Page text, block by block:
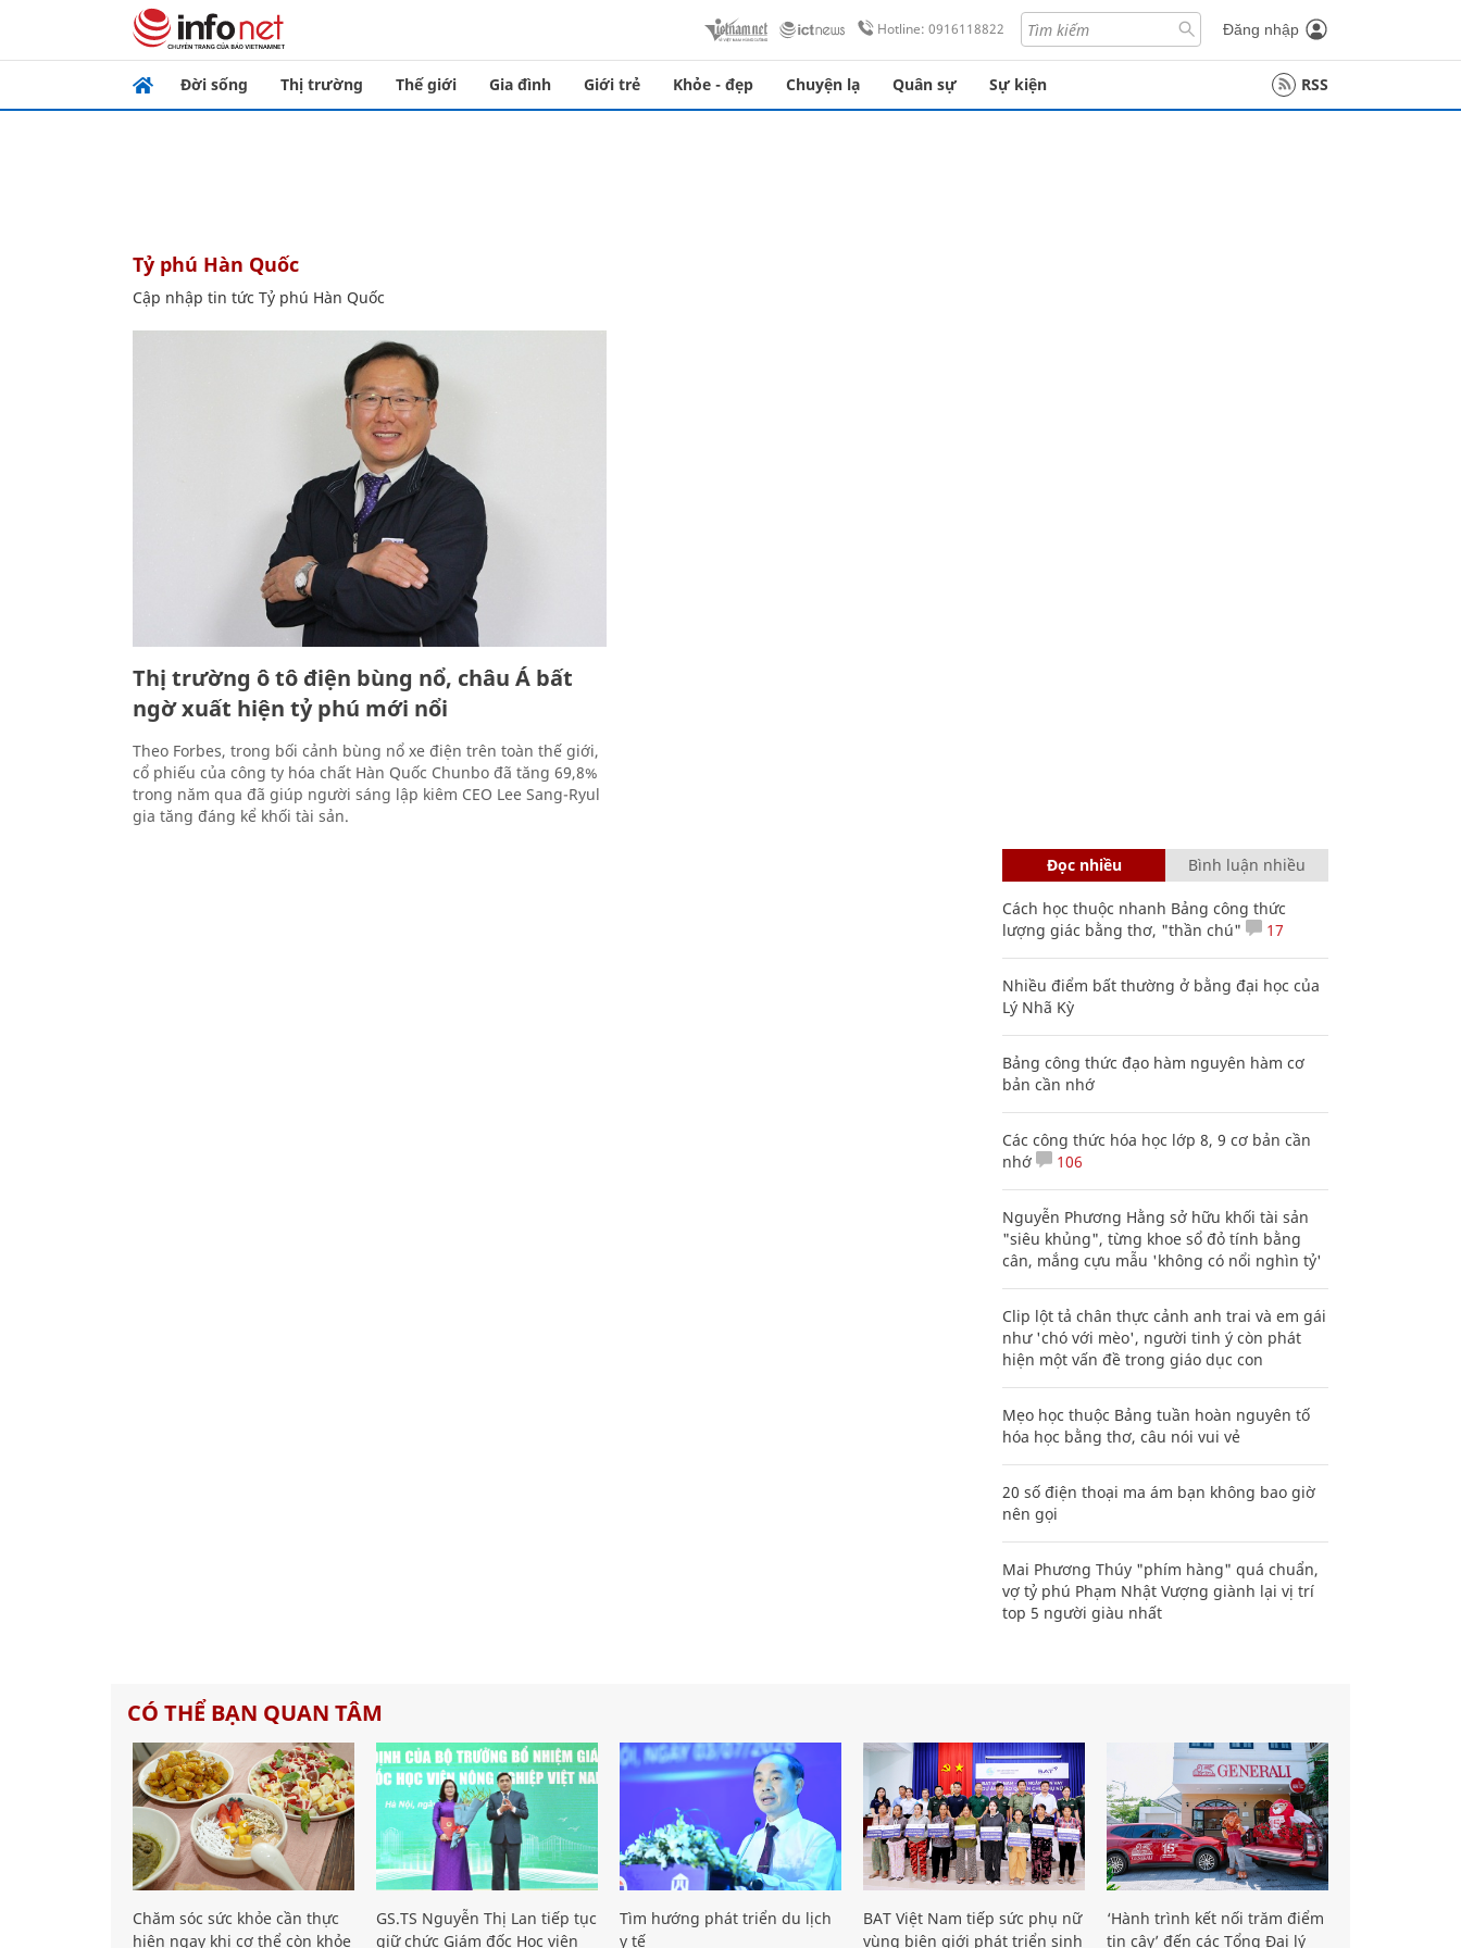
Hotline: 0916118822 Đăng nhập
Đời sống Thị trường Thế giới Gia đình Giới trẻ Khỏe - đẹp Chuyện lạ Quân sự Sự kiện RSS
Tỷ phú Hàn Quốc
Cập nhập tin tức Tỷ phú Hàn Quốc
Thị trường ô tô điện bùng nổ, châu Á bất
ngờ xuất hiện tỷ phú mới nổi
Theo Forbes, trong bối cảnh bùng nổ xe điện trên toàn thế giới,
cổ phiếu của công ty hóa chất Hàn Quốc Chunbo đã tăng 69,8%
trong năm qua đã giúp người sáng lập kiêm CEO Lee Sang-Ryul
gia tăng đáng kể khối tài sản.
Đọc nhiều Bình luận nhiều
Cách học thuộc nhanh Bảng công thức
lượng giác bằng thơ, "thần chú"
17
Nhiều điểm bất thường ở bằng đại học của
Lý Nhã Kỳ
Bảng công thức đạo hàm nguyên hàm cơ
bản cần nhớ
Các công thức hóa học lớp 8, 9 cơ bản cần
nhớ
106
Nguyễn Phương Hằng sở hữu khối tài sản
"siêu khủng", từng khoe sổ đỏ tính bằng
cân, mắng cựu mẫu 'không có nổi nghìn tỷ'
Clip lột tả chân thực cảnh anh trai và em gái
như 'chó với mèo', người tinh ý còn phát
hiện một vấn đề trong giáo dục con
Mẹo học thuộc Bảng tuần hoàn nguyên tố
hóa học bằng thơ, câu nói vui vẻ
20 số điện thoại ma ám bạn không bao giờ
nên gọi
Mai Phương Thúy "phím hàng" quá chuẩn,
vợ tỷ phú Phạm Nhật Vượng giành lại vị trí
top 5 người giàu nhất
CÓ THỂ BẠN QUAN TÂM
Chăm sóc sức khỏe cần thực
hiện ngay khi cơ thể còn khỏe
GS.TS Nguyễn Thị Lan tiếp tục
giữ chức Giám đốc Học viện
Tìm hướng phát triển du lịch
y tế
BAT Việt Nam tiếp sức phụ nữ
vùng biên giới phát triển sinh
‘Hành trình kết nối trăm điểm
tin cậy’ đến các Tổng Đại lý